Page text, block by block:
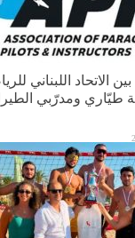
الاتحاد اللبناني
طيّاري ومدرّبي